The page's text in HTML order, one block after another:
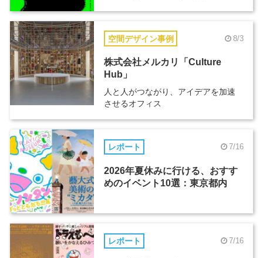
空間デザイン事例 8/3
株式会社メルカリ「Culture
Hub」
人と人がつながり、アイデアを加速
させるオフィス
レポート 7/16
2026年夏休みに行ける、おすす
めのイベント10選：東京都内
レポート 7/16